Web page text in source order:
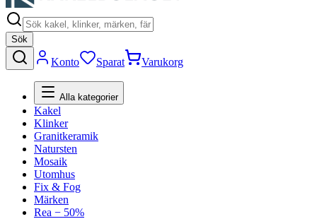
Sök
Konto Sparat Varukorg
Alla kategorier
Kakel
Klinker
Granitkeramik
Natursten
Mosaik
Utomhus
Fix & Fog
Märken
Rea − 50%